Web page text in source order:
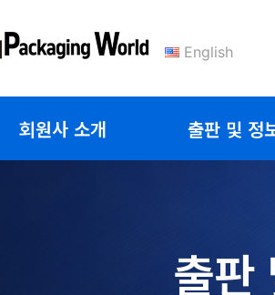
English
회원사 소개 출판 및 정
출판